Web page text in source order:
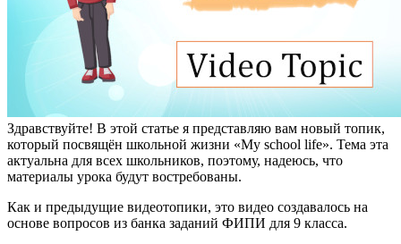
Здравствуйте! В этой статье я представляю вам новый топик,
который посвящён школьной жизни «My school life». Тема эта
актуальна для всех школьников, поэтому, надеюсь, что
материалы урока будут востребованы.
Как и предыдущие видеотопики, это видео создавалось на
основе вопросов из банка заданий ФИПИ для 9 класса.